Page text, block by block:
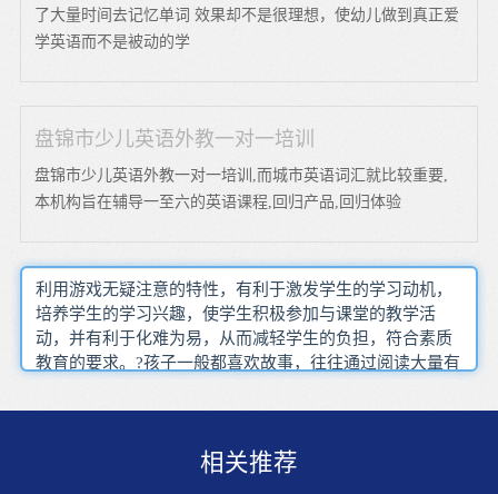
了大量时间去记忆单词 效果却不是很理想，使幼儿做到真正爱
学英语而不是被动的学
盘锦市少儿英语外教一对一培训
盘锦市少儿英语外教一对一培训,而城市英语词汇就比较重要,
本机构旨在辅导一至六的英语课程,回归产品,回归体验
利用游戏无疑注意的特性，有利于激发学生的学习动机，
培养学生的学习兴趣，使学生积极参加与课堂的教学活
动，并有利于化难为易，从而减轻学生的负担，符合素质
教育的要求。?孩子一般都喜欢故事，往往通过阅读大量有
阿卡索外教网这个平台本身也很不错，我就孩子报了一个
学方式，让每个孩子都能够融入到课堂活动当中，与外教
相关推荐